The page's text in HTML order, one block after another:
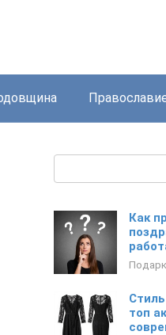
Как
топ